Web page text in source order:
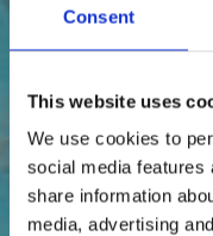
Consent
This website uses
We use cookies to
social media features
share information
media, advertising